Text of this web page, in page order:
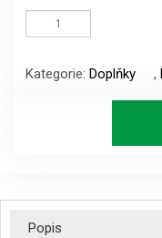
Sense
80
Kategorie: Doplňky ,
Popis